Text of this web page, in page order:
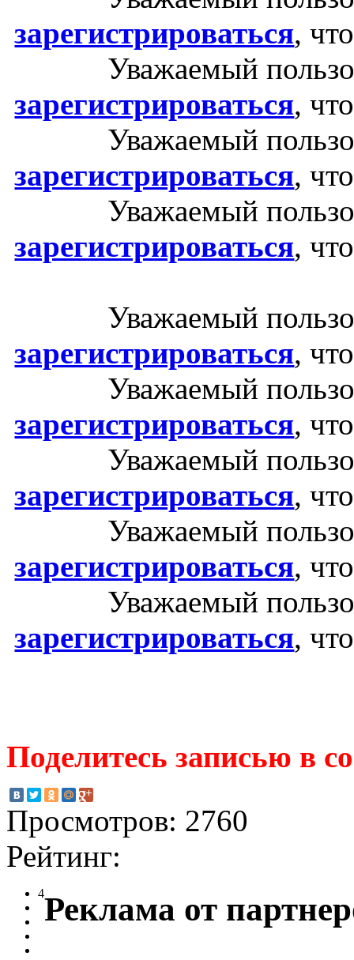
зарегистрироваться,
Уважаемый
зарегистрироваться,
Уважаемый
зарегистрироваться,
Уважаемый
зарегистрироваться,
Уважаемый
зарегистрироваться,
Уважаемый
зарегистрироваться,
Уважаемый
зарегистрироваться,
Уважаемый
зарегистрироваться,
Уважаемый
зарегистрироваться,
Поделитесь записью в
Просмотров: 2760
Рейтинг:
4Реклама от